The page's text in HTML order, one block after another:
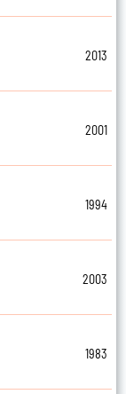
2013
2001
1994
2003
1983